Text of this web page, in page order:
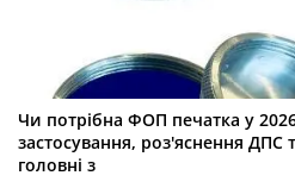
Чи потрібна ФОП печатка у
застосування, роз'яснення ДПС
головні з